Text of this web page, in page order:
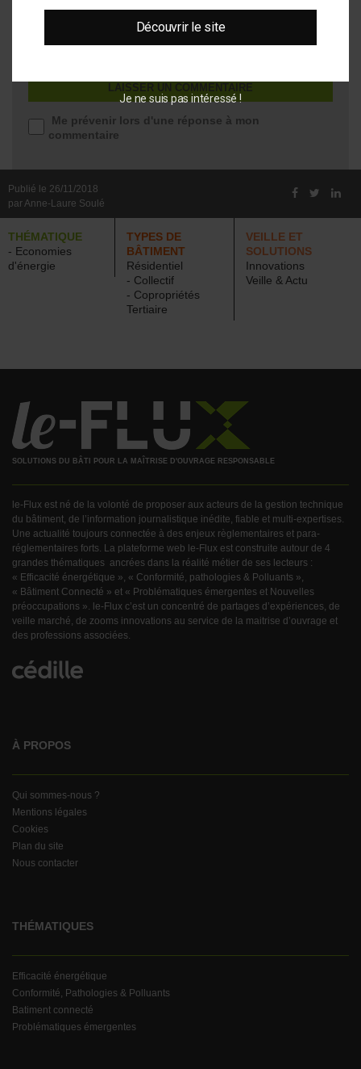
Me prévenir lors d'une réponse à mon
commentaire
Publié le 26/11/2018
par Anne-Laure Soulé
THÉMATIQUE
- Economies
d'énergie
TYPES DE
BÂTIMENT
Résidentiel
- Collectif
- Copropriétés
Tertiaire
VEILLE ET
SOLUTIONS
Innovations
Veille & Actu
SOLUTIONS DU BÂTI POUR LA MAÎTRISE D'OUVRAGE RESPONSABLE
le-Flux est né de la volonté de proposer aux acteurs de la gestion technique
du bâtiment, de l’information journalistique inédite, fiable et multi-expertises.
Une actualité toujours connectée à des enjeux règlementaires et para-
réglementaires forts. La plateforme web le-Flux est construite autour de 4
grandes thématiques ancrées dans la réalité métier de ses lecteurs :
« Efficacité énergétique », « Conformité, pathologies & Polluants »,
« Bâtiment Connecté » et « Problématiques émergentes et Nouvelles
préoccupations ». le-Flux c’est un concentré de partages d’expériences, de
veille marché, de zooms innovations au service de la maitrise d’ouvrage et
des professions associées.
À PROPOS
Qui sommes-nous ?
Mentions légales
Cookies
Plan du site
Nous contacter
THÉMATIQUES
Efficacité énergétique
Conformité, Pathologies & Polluants
Batiment connecté
Problématiques émergentes
Découvrir le site
Je ne suis pas intéressé !